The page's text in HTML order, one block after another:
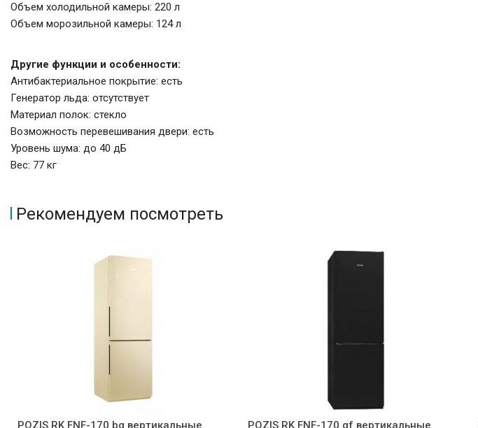
Объем холодильной камеры: 220 л
Объем морозильной камеры: 124 л
Другие функции и особенности:
Антибактериальное покрытие: есть
Генератор льда: отсутствует
Материал полок: стекло
Возможность перевешивания двери: есть
Уровень шума: до 40 дБ
Вес: 77 кг
Рекомендуем посмотреть
POZIS RK FNF-170 bg вертикальные
POZIS RK FNF-170 gf вертикальные